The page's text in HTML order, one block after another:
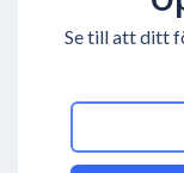
Se till att ditt